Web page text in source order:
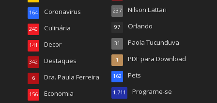
Coronavirus
164
Culinária
240
Decor
141
Destaques
342
Dra. Paula Ferreira
6
Economia
156
Nilson Lattari
237
Orlando
97
Paola Tucunduva
31
PDF para Download
1
Pets
162
Programe-se
1.711